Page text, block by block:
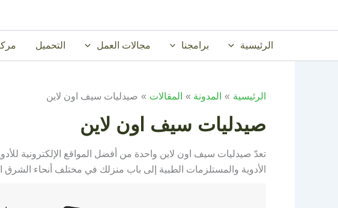
الرئيسية برامجنا مجالات العمل التحميل
الرئيسية المدونة المقالات صيدليات سيف اون لاين
صيدليات سيف اون لاين
تعدّ صيدليات سيف اون لاين واحدة من أفضل المواقع الإلكترونية
الأدوية والمستلزمات الطبية إلى باب منزلك في مختلف أنحاء